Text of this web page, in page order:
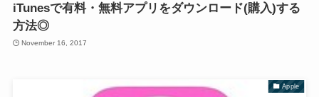
iTunesで有料・無料アプリをダウンロード(購入)する
方法◎
November 16, 2017
Apple